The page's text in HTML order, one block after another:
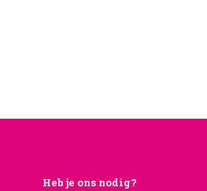
Heb je ons nodig?